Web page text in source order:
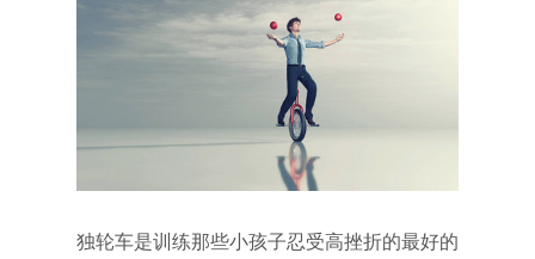
独轮车是训练那些小孩子忍受高挫折的最好的